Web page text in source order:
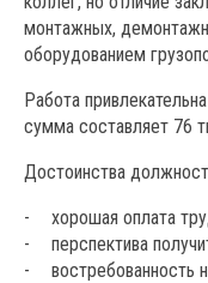
монтажных,
оборудованием
Работа
сумма составляет 76
Достоинства
хорошая оплата
перспектива
востребованность